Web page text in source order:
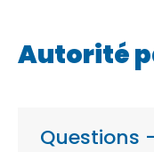
Autorité
Questions